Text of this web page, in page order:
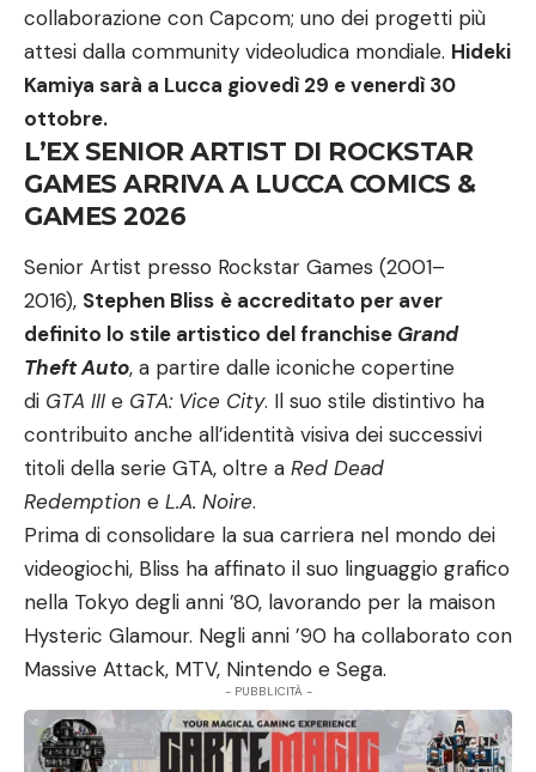
collaborazione con Capcom; uno dei progetti più
attesi dalla community videoludica mondiale. Hideki
Kamiya sarà a Lucca giovedì 29 e venerdì 30
ottobre.
L’EX SENIOR ARTIST DI ROCKSTAR
GAMES ARRIVA A LUCCA COMICS &
GAMES 2026
Senior Artist presso Rockstar Games (2001–
2016), Stephen Bliss è accreditato per aver
definito lo stile artistico del franchise Grand
Theft Auto, a partire dalle iconiche copertine
di GTA III e GTA: Vice City. Il suo stile distintivo ha
contribuito anche all’identità visiva dei successivi
titoli della serie GTA, oltre a Red Dead
Redemption e L.A. Noire.
Prima di consolidare la sua carriera nel mondo dei
videogiochi, Bliss ha affinato il suo linguaggio grafico
nella Tokyo degli anni ’80, lavorando per la maison
Hysteric Glamour. Negli anni ’90 ha collaborato con
Massive Attack, MTV, Nintendo e Sega.
- PUBBLICITÀ -